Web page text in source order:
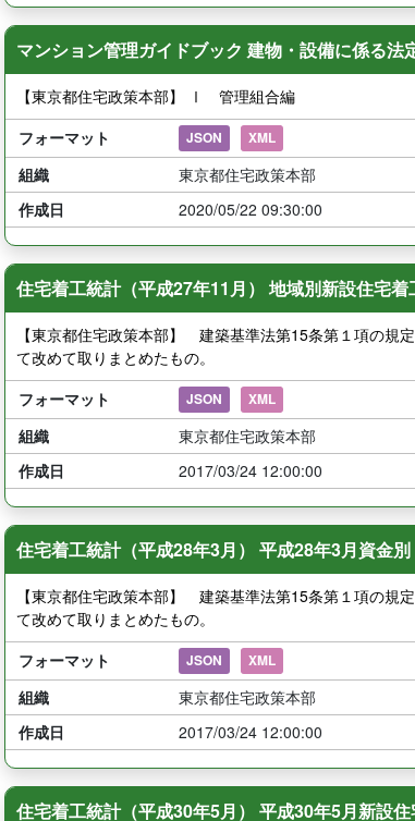
マンション管理ガイドブック 建物・設備に係る法
【東京都住宅政策本部】 Ⅰ 管理組合編
フォーマット
JSON XML
組織
東京都住宅政策本部
作成日
2020/05/22 09:30:00
住宅着工統計（平成27年11月） 地域別新設住宅
【東京都住宅政策本部】 建築基準法第15条第１項の規
て改めて取りまとめたもの。
フォーマット
JSON XML
組織
東京都住宅政策本部
作成日
2017/03/24 12:00:00
住宅着工統計（平成28年3月） 平成28年3月資金
【東京都住宅政策本部】 建築基準法第15条第１項の規
て改めて取りまとめたもの。
フォーマット
JSON XML
組織
東京都住宅政策本部
作成日
2017/03/24 12:00:00
住宅着工統計（平成30年5月） 平成30年5月新設